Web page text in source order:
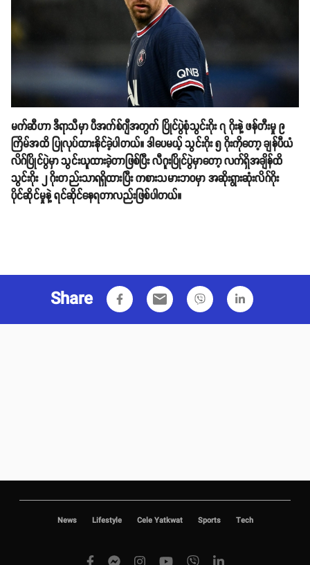
မက်ဆီဟာ ဒီရာသီမှာ ပီအက်စ်ဂျီအတွက် ပြိုင်ပွဲစုံသွင်းဂိုး ၇ ဂိုးနဲ့ ဖန်တီးမှု ၉
ကြိမ်အထိ ပြုလုပ်ထားနိုင်ခဲ့ပါတယ်။ ဒါပေမယ့် သွင်းဂိုး ၅ ဂိုးကိုတော့ ချန်ပီယံ
လိဂ်ပြိုင်ပွဲမှာ သွင်းယူထားခဲ့တာဖြစ်ပြီး လီဂူးပြိုင်ပွဲမှာတော့ လက်ရှိအချိန်ထိ
သွင်းဂိုး ၂ ဂိုးတည်းသာရရှိထားပြီး ကစားသမားဘ၀မှာ အဆိုးရွားဆုံးလိဂ်ဂိုး
ပိုင်ဆိုင်မှုနဲ့ ရင်ဆိုင်နေရတာလည်းဖြစ်ပါတယ်။
Share email
News Lifestyle Cele Yatkwat Sports Tech